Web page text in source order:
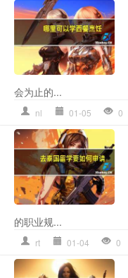
会为止的...
nl 01-05 0
的职业规...
rt 01-04 0